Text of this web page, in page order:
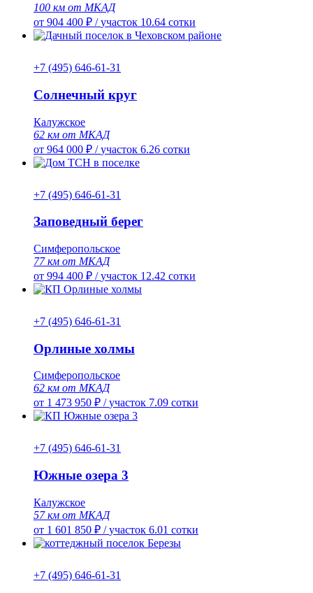
100 км от МКАД
от 904 400 ₽ /участок 10.64 сотки
+7 (495) 646-61-31
Солнечный круг
Калужское
62 км от МКАД
от 964 000 ₽ /участок 6.26 сотки
+7 (495) 646-61-31
Заповедный берег
Симферопольское
77 км от МКАД
от 994 400 ₽ /участок 12.42 сотки
+7 (495) 646-61-31
Орлиные холмы
Симферопольское
62 км от МКАД
от 1 473 950 ₽ /участок 7.09 сотки
+7 (495) 646-61-31
Южные озера 3
Калужское
57 км от МКАД
от 1 601 850 ₽ /участок 6.01 сотки
+7 (495) 646-61-31